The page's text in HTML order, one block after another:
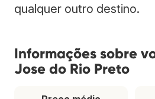
qualquer outro destino.
Informações sobre
Jose do Rio Preto